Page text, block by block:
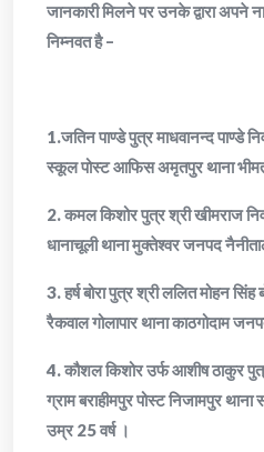
जानकारी मिलने पर उनके द्वारा अपने
निम्नवत है –
1.जतिन पाण्डे पुत्र माधवानन्द पाण्डे
स्कूल पोस्ट आफिस अमृतपुर थाना
2. कमल किशोर पुत्र श्री खीमराज
धानाचूली थाना मुक्तेश्वर जनपद
3. हर्ष बोरा पुत्र श्री ललित मोहन सिंह
रैकवाल गोलापार थाना काठगोदाम
4. कौशल किशोर उर्फ आशीष ठाकुर पुत्र
ग्राम बराहीमपुर पोस्ट निजामपुर
उम्र 25 वर्ष ।